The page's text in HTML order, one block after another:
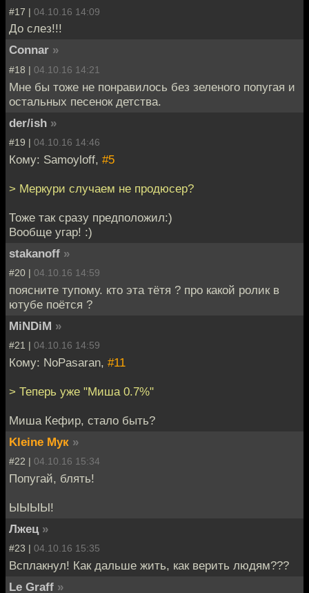
#17 | 04.10.16 14:09
До слез!!!
Connar »
#18 | 04.10.16 14:21
Мне бы тоже не понравилось без зеленого попугая и
остальных песенок детства.
der/ish »
#19 | 04.10.16 14:46
Кому: Samoyloff, #5
> Меркури случаем не продюсер?
Тоже так сразу предположил:)
Вообще угар! :)
stakanoff »
#20 | 04.10.16 14:59
поясните тупому. кто эта тётя ? про какой ролик в
ютубе поётся ?
MiNDiM »
#21 | 04.10.16 14:59
Кому: NoPasaran, #11
> Теперь уже "Миша 0.7%"
Миша Кефир, стало быть?
Kleine Мук »
#22 | 04.10.16 15:34
Попугай, блять!
ЫЫЫЫ!
Лжец »
#23 | 04.10.16 15:35
Всплакнул! Как дальше жить, как верить людям???
Le Graff »